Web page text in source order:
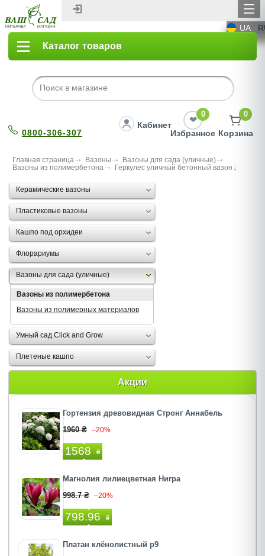
UA
Каталог товаров
0800-306-307
Кабинет
0
Избранное
0
Корзина
Главная страница Вазоны
Вазоны для сада (уличные)
Вазоны из полимербетона
Геркулес уличный бетонный вазон
Керамические вазоны
Пластиковые вазоны
Кашпо под орхидеи
Флорариумы
Вазоны для сада (уличные)
Вазоны из полимербетона
Вазоны из полимерных материалов
Умный сад Click and Grow
Плетеные кашпо
Акции
Гортензия древовидная Стронг Аннабель
1960 ₴ –20%
1568 ₴
Магнолия лилиецветная Нигра
998.7 ₴ –20%
798.96 ₴
Платан клёнолистный р9